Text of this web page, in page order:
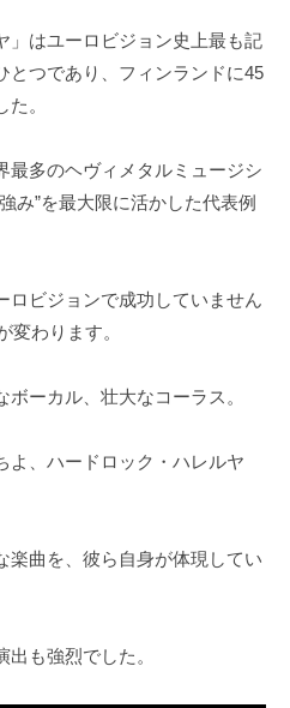
」はユーロビジョン史上最も記
とつであり、フィンランドに45
。
最多のヘヴィメタルミュージシ
み”を最大限に活かした代表例
ロビジョンで成功していません
変わります。
ーカル、壮大なコーラス。
よ、ハードロック・ハレルヤ
楽曲を、彼ら自身が体現してい
も強烈でした。